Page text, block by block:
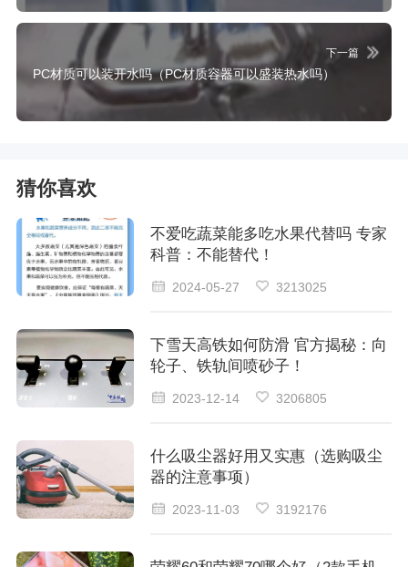
下一篇
PC材质可以装开水吗（PC材质容器可以盛装热水吗）
猜你喜欢
不爱吃蔬菜能多吃水果代替吗 专家
科普：不能替代！
2024-05-27 3213025
下雪天高铁如何防滑 官方揭秘：向
轮子、铁轨间喷砂子！
2023-12-14 3206805
什么吸尘器好用又实惠（选购吸尘
器的注意事项）
2023-11-03 3192176